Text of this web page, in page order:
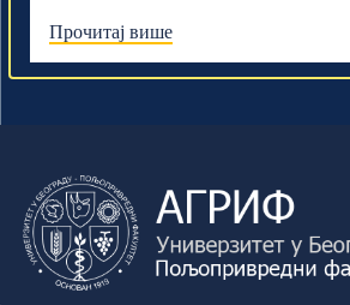
Прочитај више